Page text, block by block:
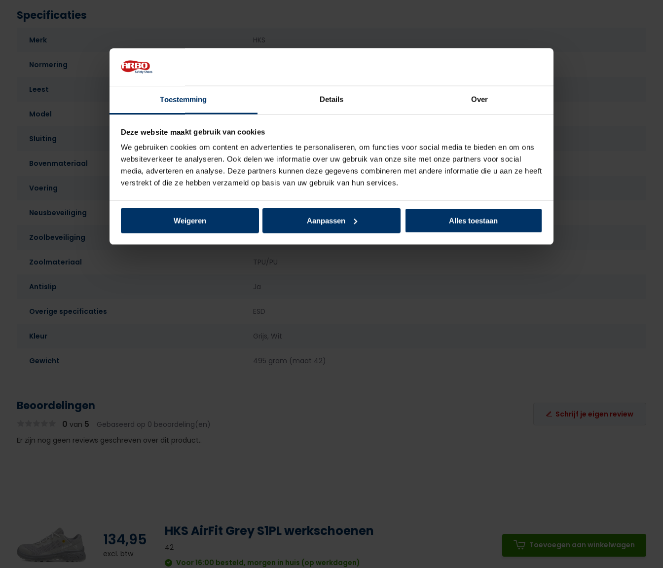
Toestemming Details Over
Deze website maakt gebruik van cookies
We gebruiken cookies om content en advertenties te personaliseren, om functies voor social media te bieden en om ons
websiteverkeer te analyseren. Ook delen we informatie over uw gebruik van onze site met onze partners voor social
media, adverteren en analyse. Deze partners kunnen deze gegevens combineren met andere informatie die u aan ze heeft
verstrekt of die ze hebben verzameld op basis van uw gebruik van hun services.
Weigeren Aanpassen Alles toestaan
Specificaties
Merk HKS
Normering
Leest Dames
Model Laag
Sluiting
Bovenmateriaal Kunststof
Voering Textiel
Neusbeveiliging Staal
Zoolbeveiliging
Zoolmateriaal TPU/PU
Antislip Ja
Overige specificaties ESD
Kleur Grijs, Wit
Gewicht 495 gram (maat 42)
Beoordelingen
0 van 5 Gebaseerd op 0 beoordeling(en)
Schrijf je eigen review
Er zijn nog geen reviews geschreven over dit product..
134,95
excl. btw
HKS AirFit Grey S1PL werkschoenen
42
Voor 16:00 besteld, morgen in huis (op werkdagen)
Toevoegen aan winkelwagen